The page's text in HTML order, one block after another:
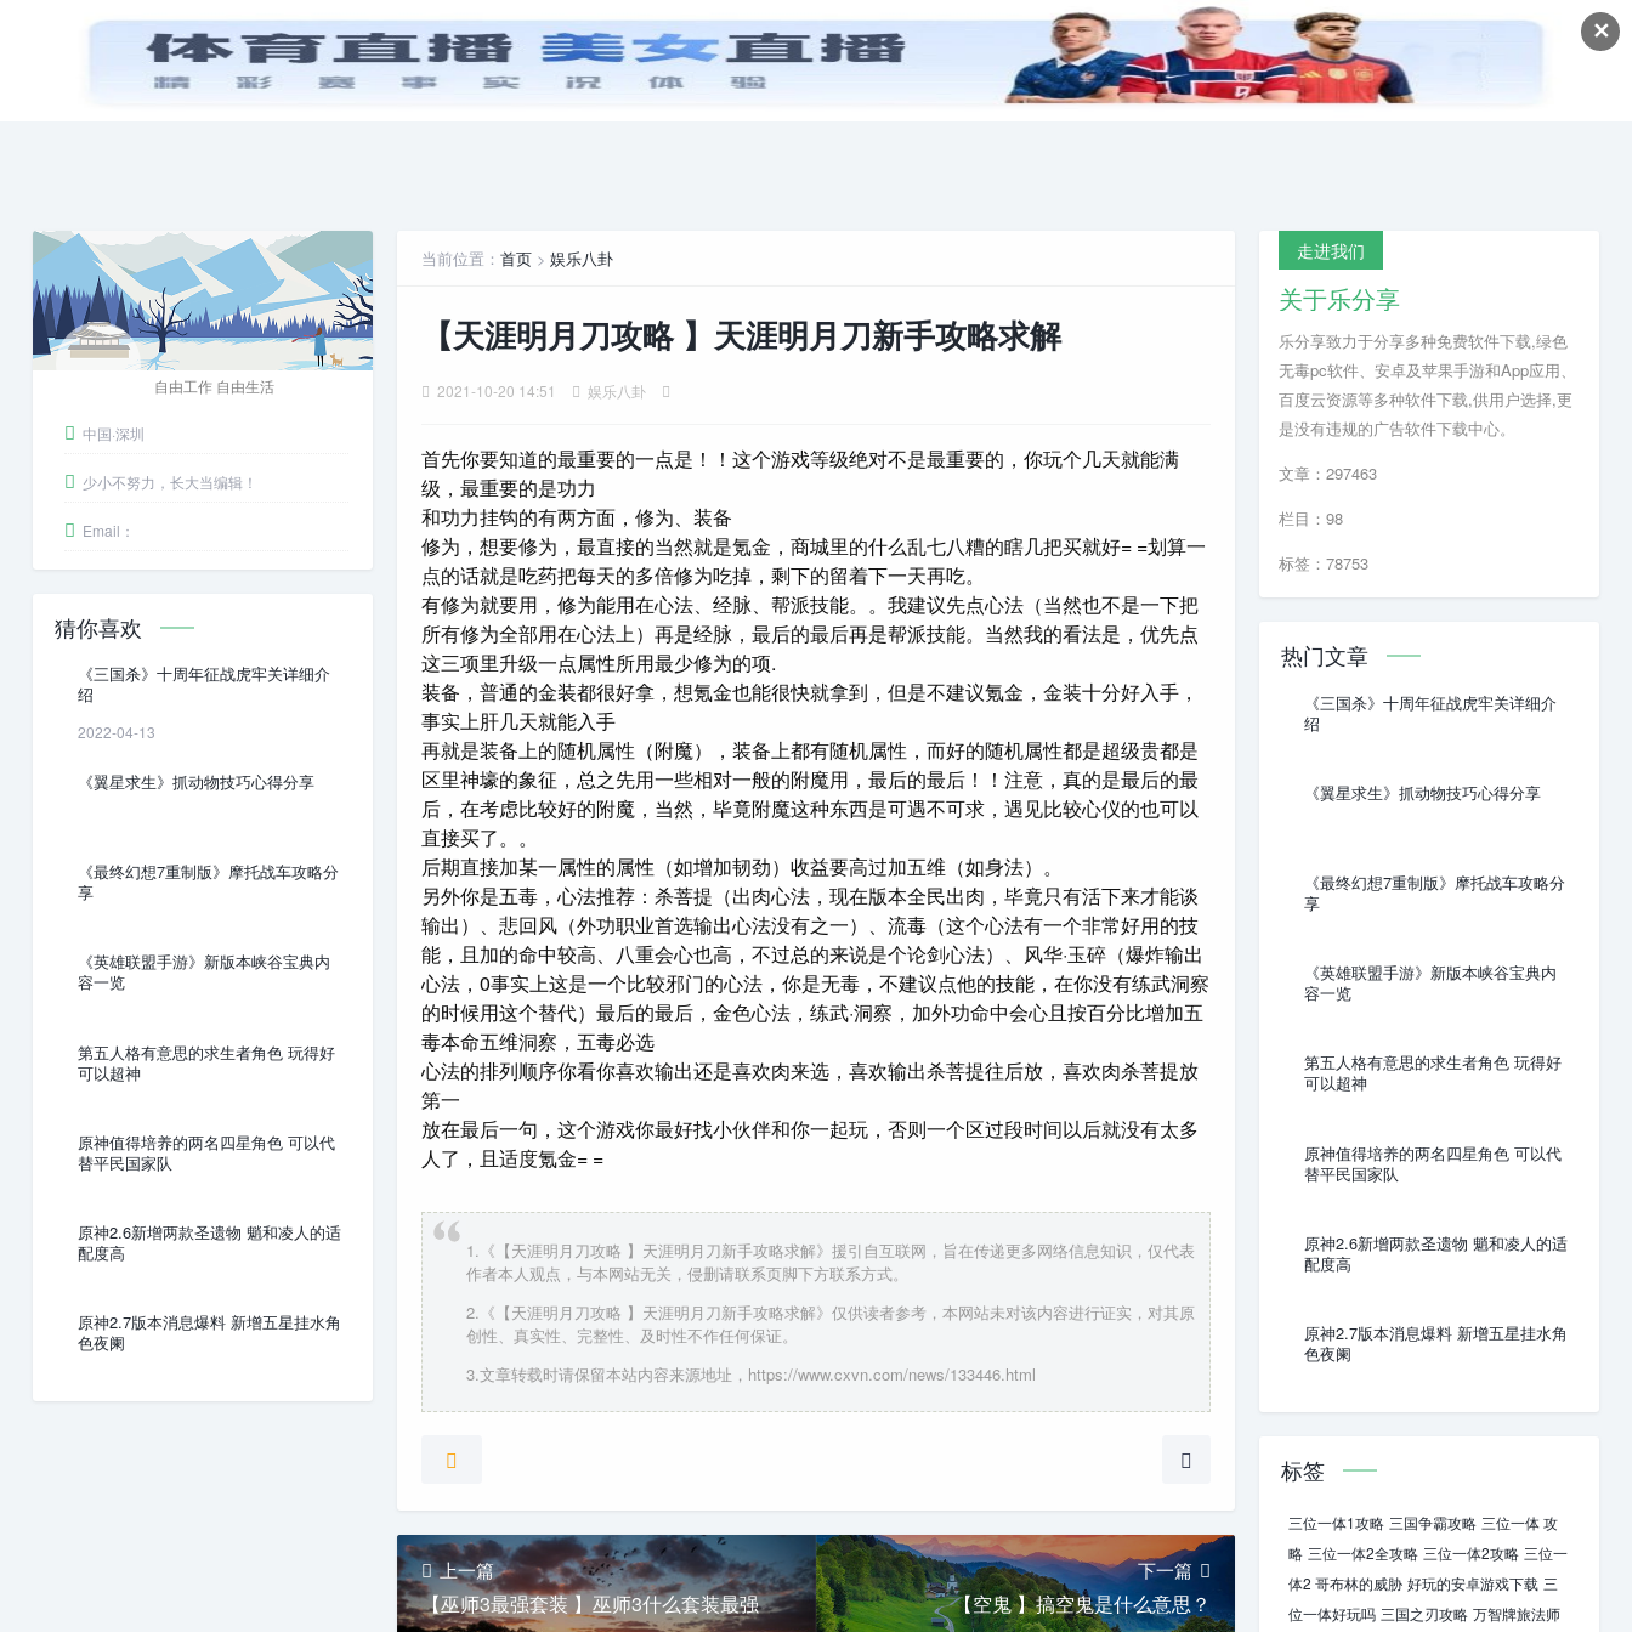
✕
PPT模板 娱乐八卦 安卓游戏 游戏攻略 电脑游戏
当前位置： 首页> 娱乐八卦
【天涯明月刀攻略 】天涯明月刀新手攻略求解
2021-10-20 14:51 娱乐八卦
首先你要知道的最重要的一点是！！这个游戏等级绝对不是最重要的，你玩个几天就能满
级，最重要的是功力
和功力挂钩的有两方面，修为、装备
修为，想要修为，最直接的当然就是氪金，商城里的什么乱七八糟的瞎几把买就好= =划算一
点的话就是吃药把每天的多倍修为吃掉，剩下的留着下一天再吃。
有修为就要用，修为能用在心法、经脉、帮派技能。。我建议先点心法（当然也不是一下把
所有修为全部用在心法上）再是经脉，最后的最后再是帮派技能。当然我的看法是，优先点
这三项里升级一点属性所用最少修为的项.
装备，普通的金装都很好拿，想氪金也能很快就拿到，但是不建议氪金，金装十分好入手，
事实上肝几天就能入手
再就是装备上的随机属性（附魔），装备上都有随机属性，而好的随机属性都是超级贵都是
区里神壕的象征，总之先用一些相对一般的附魔用，最后的最后！！注意，真的是最后的最
后，在考虑比较好的附魔，当然，毕竟附魔这种东西是可遇不可求，遇见比较心仪的也可以
直接买了。。
后期直接加某一属性的属性（如增加韧劲）收益要高过加五维（如身法）。
另外你是五毒，心法推荐：杀菩提（出肉心法，现在版本全民出肉，毕竟只有活下来才能谈
输出）、悲回风（外功职业首选输出心法没有之一）、流毒（这个心法有一个非常好用的技
能，且加的命中较高、八重会心也高，不过总的来说是个论剑心法）、风华·玉碎（爆炸输出
心法，0事实上这是一个比较邪门的心法，你是无毒，不建议点他的技能，在你没有练武洞察
的时候用这个替代）最后的最后，金色心法，练武·洞察，加外功命中会心且按百分比增加五
毒本命五维洞察，五毒必选
心法的排列顺序你看你喜欢输出还是喜欢肉来选，喜欢输出杀菩提往后放，喜欢肉杀菩提放
第一
放在最后一句，这个游戏你最好找小伙伴和你一起玩，否则一个区过段时间以后就没有太多
人了，且适度氪金= =
1.《【天涯明月刀攻略 】天涯明月刀新手攻略求解》援引自互联网，旨在传递更多网络信息知识，仅代表
作者本人观点，与本网站无关，侵删请联系页脚下方联系方式。
2.《【天涯明月刀攻略 】天涯明月刀新手攻略求解》仅供读者参考，本网站未对该内容进行证实，对其原
创性、真实性、完整性、及时性不作任何保证。
3.文章转载时请保留本站内容来源地址，https://www.cxvn.com/news/133446.html
上一篇
【巫师3最强套装 】巫师3什么套装最强
下一篇
【空鬼 】搞空鬼是什么意思？
自由工作 自由生活
中国·深圳
少小不努力，长大当编辑！
Email：
猜你喜欢
《三国杀》十周年征战虎牢关详细介
绍
2022-04-13
《翼星求生》抓动物技巧心得分享
《最终幻想7重制版》摩托战车攻略分
享
《英雄联盟手游》新版本峡谷宝典内
容一览
第五人格有意思的求生者角色 玩得好
可以超神
原神值得培养的两名四星角色 可以代
替平民国家队
原神2.6新增两款圣遗物 魈和凌人的适
配度高
原神2.7版本消息爆料 新增五星挂水角
色夜阑
走进我们
关于乐分享
乐分享致力于分享多种免费软件下载,绿色
无毒pc软件、安卓及苹果手游和App应用、
百度云资源等多种软件下载,供用户选择,更
是没有违规的广告软件下载中心。
文章：297463
栏目：98
标签：78753
热门文章
《三国杀》十周年征战虎牢关详细介
绍
《翼星求生》抓动物技巧心得分享
《最终幻想7重制版》摩托战车攻略分
享
《英雄联盟手游》新版本峡谷宝典内
容一览
第五人格有意思的求生者角色 玩得好
可以超神
原神值得培养的两名四星角色 可以代
替平民国家队
原神2.6新增两款圣遗物 魈和凌人的适
配度高
原神2.7版本消息爆料 新增五星挂水角
色夜阑
标签
三位一体1攻略 三国争霸攻略 三位一体 攻
略 三位一体2全攻略 三位一体2攻略 三位一
体2 哥布林的威胁 好玩的安卓游戏下载 三
位一体好玩吗 三国之刃攻略 万智牌旅法师